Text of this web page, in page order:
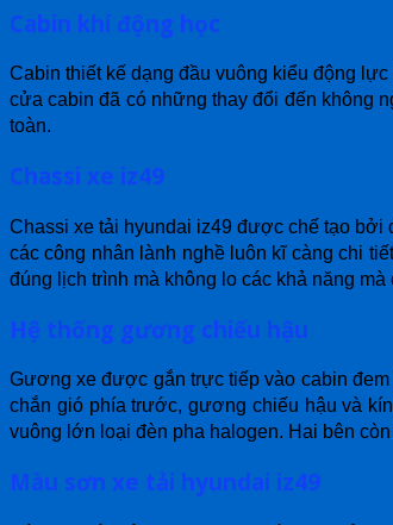
Cabin khí động học
Cabin thiết kế dạng đầu vuông kiểu động
cửa cabin đã có những thay đổi đến không
toàn.
Chassi xe iz49
Chassi xe tải hyundai iz49 được chế tạo bởi
các công nhân lành nghề luôn kĩ càng chi
đúng lịch trình mà không lo các khả năng
Hệ thống gương chiếu hậu
Gương xe được gắn trực tiếp vào cabin
chắn gió phía trước, gương chiếu hậu và
vuông lớn loại đèn pha halogen. Hai bên
Màu sơn xe tải hyundai iz49